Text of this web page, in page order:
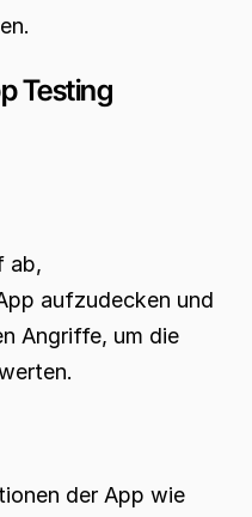
Testing
ab,
aufzudecken und
Angriffe, um die
der App wie